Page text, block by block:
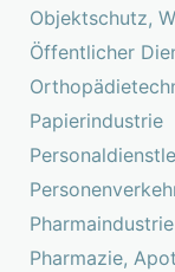
Objektschutz,
Öffentlicher
Papierindustrie
Pharmaindustrie
Pharmazie,